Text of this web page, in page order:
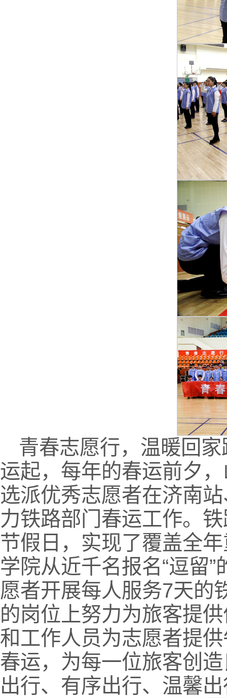
青春志愿行，温暖回
运起，每年的春运前夕
选派优秀志愿者在济南
力铁路部门春运工作。
节假日，实现了覆盖全
学院从近千名报名“逗留
愿者开展每人服务7天的
的岗位上努力为旅客提
和工作人员为志愿者提
春运，为每一位旅客创
出行、有序出行、温馨